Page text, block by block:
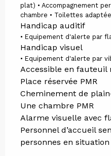
plat) • Accompagnement
chambre • Toilettes
Handicap auditif
• Equipement d'alerte par
Handicap visuel
• Equipement d'alerte par
Accessible en
Place réservée PMR
Cheminement de
Une chambre PMR
Alarme visuelle avec
Personnel d’accueil
personnes en